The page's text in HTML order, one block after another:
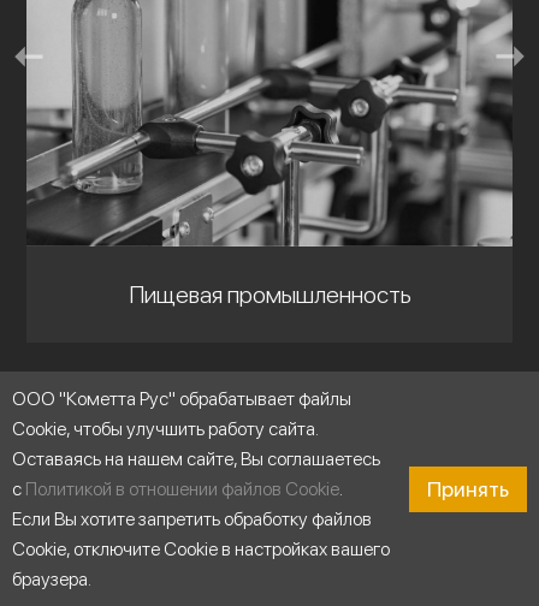
Пищевая промышленность
ООО "Кометта Рус" обрабатывает файлы
Cookie, чтобы улучшить работу сайта.
Оставаясь на нашем сайте, Вы соглашаетесь
с Политикой в отношении файлов Cookie.
Если Вы хотите запретить обработку файлов
Cookie, отключите Cookie в настройках вашего
браузера.
Принять